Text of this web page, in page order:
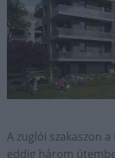
A zuglói szakaszon
eddig három